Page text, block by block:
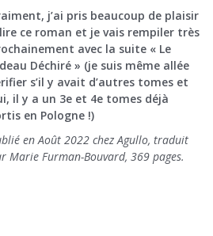
j’ai pris beaucoup de plaisir
ce roman et je vais rempiler très
avec la suite « Le
Déchiré » (je suis même allée
s’il y avait d’autres tomes et
il y a un 3e et 4e tomes déjà
en Pologne !)
en Août 2022 chez Agullo, traduit
Marie Furman-Bouvard, 369 pages.